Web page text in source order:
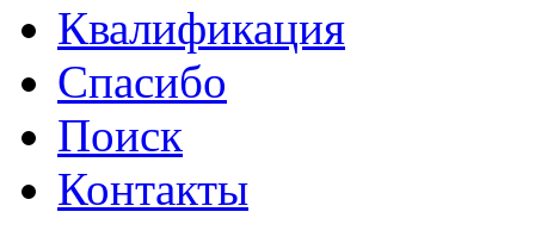
Квалификация
Спасибо
Поиск
Контакты